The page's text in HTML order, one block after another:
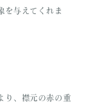
を与えてくれま
り、襟元の赤の重